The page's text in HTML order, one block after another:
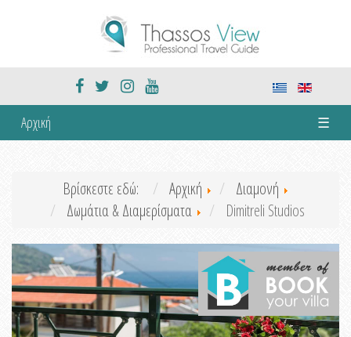
Αρχική ☰
Βρίσκεστε εδώ: Αρχική
Διαμονή
Δωμάτια & Διαμερίσματα
Dimitreli Studios